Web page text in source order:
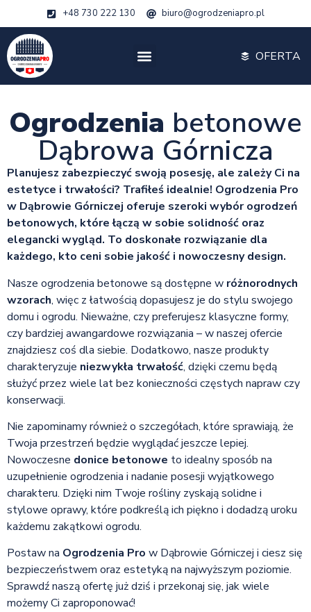
+48 730 222 130 biuro@ogrodzeniapro.pl
OFERTA
Ogrodzenia betonowe
Dąbrowa Górnicza
Planujesz zabezpieczyć swoją posesję, ale zależy Ci na
estetyce i trwałości? Trafiłeś idealnie! Ogrodzenia Pro
w Dąbrowie Górniczej oferuje szeroki wybór ogrodzeń
betonowych, które łączą w sobie solidność oraz
elegancki wygląd. To doskonałe rozwiązanie dla
każdego, kto ceni sobie jakość i nowoczesny design.
Nasze ogrodzenia betonowe są dostępne w różnorodnych
wzorach, więc z łatwością dopasujesz je do stylu swojego
domu i ogrodu. Nieważne, czy preferujesz klasyczne formy,
czy bardziej awangardowe rozwiązania – w naszej ofercie
znajdziesz coś dla siebie. Dodatkowo, nasze produkty
charakteryzuje niezwykła trwałość, dzięki czemu będą
służyć przez wiele lat bez konieczności częstych napraw czy
konserwacji.
Nie zapominamy również o szczegółach, które sprawiają, że
Twoja przestrzeń będzie wyglądać jeszcze lepiej.
Nowoczesne donice betonowe to idealny sposób na
uzupełnienie ogrodzenia i nadanie posesji wyjątkowego
charakteru. Dzięki nim Twoje rośliny zyskają solidne i
stylowe oprawy, które podkreślą ich piękno i dodadzą uroku
każdemu zakątkowi ogrodu.
Postaw na Ogrodzenia Pro w Dąbrowie Górniczej i ciesz się
bezpieczeństwem oraz estetyką na najwyższym poziomie.
Sprawdź naszą ofertę już dziś i przekonaj się, jak wiele
możemy Ci zaproponować!